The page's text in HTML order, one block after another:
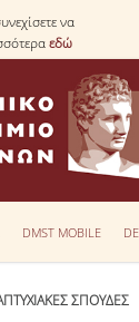
να
εδώ
DMST MOBILE
ΣΠΟΥΔΕΣ